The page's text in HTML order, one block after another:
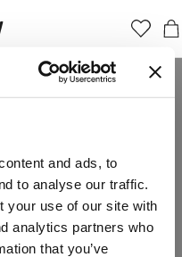
and ads, to
to analyse our traffic.
your use of our site with
analytics partners who
that you’ve